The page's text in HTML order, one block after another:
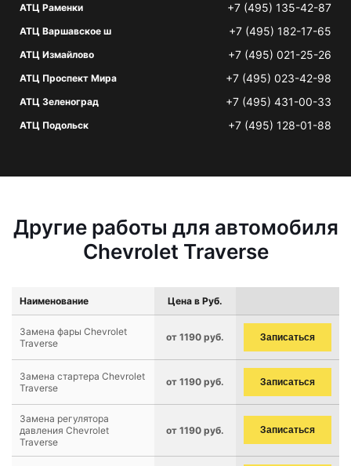
АТЦ Раменки +7 (495) 135-42-87
АТЦ Варшавское ш +7 (495) 182-17-65
АТЦ Измайлово +7 (495) 021-25-26
АТЦ Проспект Мира +7 (495) 023-42-98
АТЦ Зеленоград +7 (495) 431-00-33
АТЦ Подольск +7 (495) 128-01-88
Другие работы для автомобиля
Chevrolet Traverse
Наименование Цена в Руб.
Замена фары Chevrolet
Traverse
от 1190 руб. Записаться
Замена стартера Chevrolet
Traverse
от 1190 руб. Записаться
Замена регулятора
давления Chevrolet
Traverse
от 1190 руб. Записаться